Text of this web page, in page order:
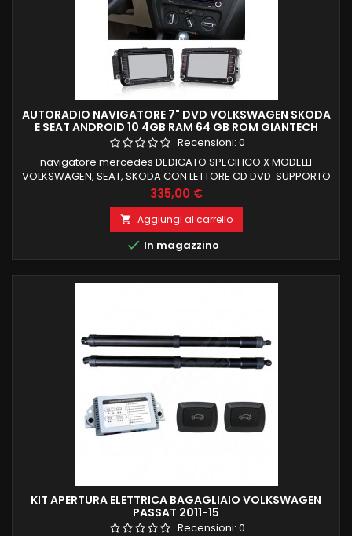
AUTORADIO NAVIGATORE 7" DVD VOLKSWAGEN SKODA
E SEAT ANDROID 10 4GB RAM 64 GB ROM GIANTECH
PREMIUMRecensioni: 0
navigatore mercedes DEDICATO SPECIFICO X MODELLI
VOLKSWAGEN, SEAT, SKODA CON LETTORE CD DVD SUPPORTO
COMPLETO FUNZIONI DI BORDO E COMANDI AL VOLANTE LOGO
VOLKSWAGEN android 10 , il top in commercio 4 GB RAM 64 GB
ROM SCHERMO 7 POLLICI FULL HD DSP INTEGRATO FUNZIONE
MIRRORLINK COMPATIBILE MODULO DAB+WIFI
INTEGRATO BLUETOOTH INTEGRATO ingresso camera e aux
Prezzo
335,00 €
 Aggiungi al carrello
 In magazzino
KIT APERTURA ELETTRICA BAGAGLIAIO VOLKSWAGEN
PASSAT 2011-15
Recensioni: 0